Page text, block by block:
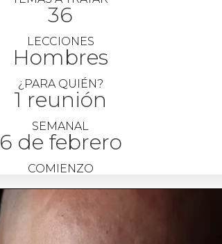
36
LECCIONES
Hombres
¿PARA QUIÉN?
1 reunión
SEMANAL
6 de febrero
COMIENZO